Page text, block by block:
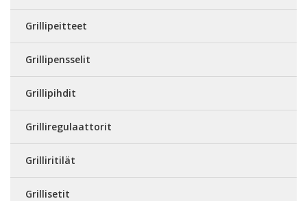
Grillipeitteet
Grillipensselit
Grillipihdit
Grilliregulaattorit
Grilliritilät
Grillisetit